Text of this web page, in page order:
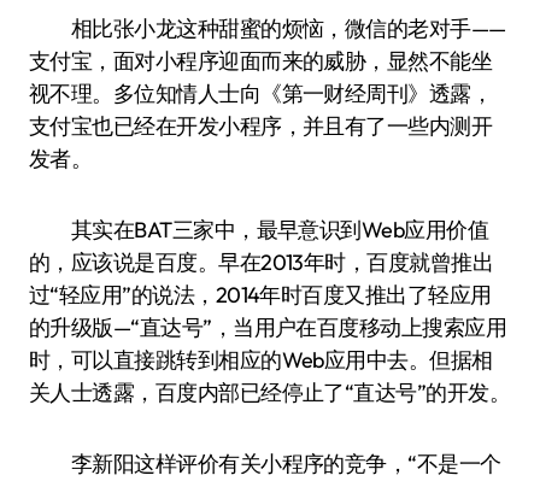
相比张小龙这种甜蜜的烦恼，微信的老对手——
支付宝，面对小程序迎面而来的威胁，显然不能坐
视不理。多位知情人士向《第一财经周刊》透露，
支付宝也已经在开发小程序，并且有了一些内测开
发者。
其实在BAT三家中，最早意识到Web应用价值
的，应该说是百度。早在2013年时，百度就曾推出
过“轻应用”的说法，2014年时百度又推出了轻应用
的升级版—“直达号”，当用户在百度移动上搜索应用
时，可以直接跳转到相应的Web应用中去。但据相
关人士透露，百度内部已经停止了“直达号”的开发。
李新阳这样评价有关小程序的竞争，“不是一个